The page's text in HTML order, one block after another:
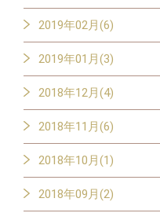
2019年02月(6)
2019年01月(3)
2018年12月(4)
2018年11月(6)
2018年10月(1)
2018年09月(2)